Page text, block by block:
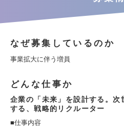
なぜ募集しているのか
事業拡大に伴う増員
どんな仕事か
企業の「未来」を設計する。次
する、戦略的リクルーター
■仕事内容